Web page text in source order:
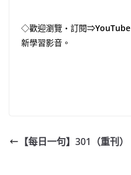
◇歡迎瀏覽・訂閱⇒YouTube
新學習影音。
【每日一句】301（重刊）